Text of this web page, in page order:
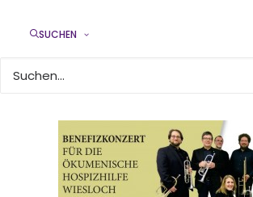
SUCHEN